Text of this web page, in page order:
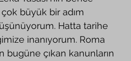
büyük bir adım
Hatta tarihe
inanıyorum. Roma
bugüne çıkan kanunların